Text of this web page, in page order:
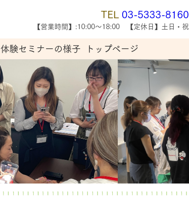
TEL 03-5333-8160
【営業時間】:10:00〜18:00 【定休日】土日・祝
体験セミナーの様子 トップページ